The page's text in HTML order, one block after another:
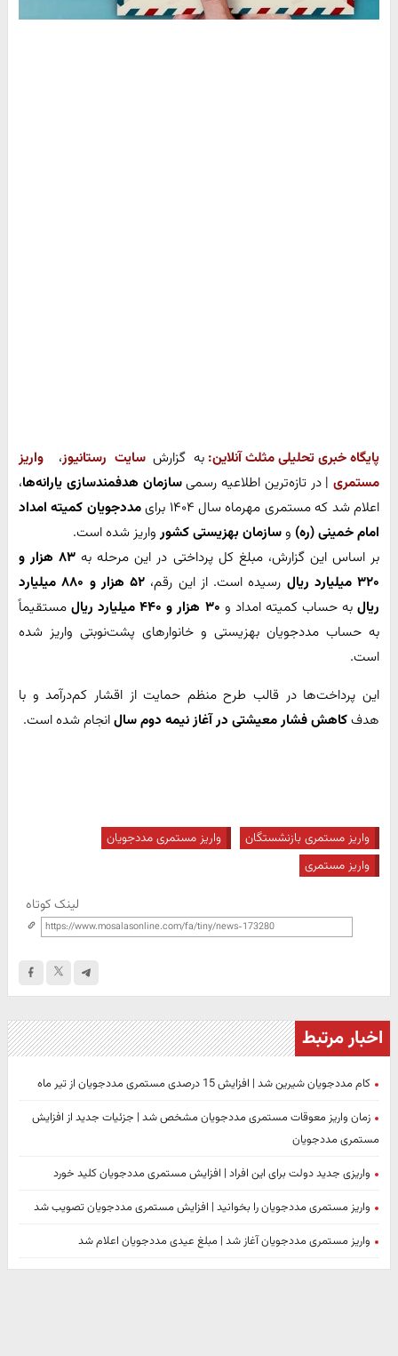
پایگاه خبری تحلیلی مثلث آنلاین: به گزارشسایت رستانیوز،
واریز
مستمری | در تازه‌ترین اطلاعیه رسمیسازمان هدفمندسازی یارانه‌ها،
اعلام شد که مستمری مهرماه سال ۱۴۰۴ برای
مددجویان کمیته امداد
امام خمینی (ره) وسازمان بهزیستی کشورواریز شده است.
بر اساس این گزارش، مبلغ کل پرداختی در این مرحله به
۸۳ هزار و
۳۲۰ میلیارد ریال
رسیده است. از این رقم،
۵۲ هزار و ۸۸۰ میلیارد
ریالبه حساب کمیته امداد و ۳۰ هزار و ۴۴۰ میلیارد ریال
مستقیماً
به حساب مددجویان بهزیستی و خانوارهای پشت‌نوبتی واریز شده
است.
این پرداخت‌ها در قالب طرح منظم حمایت از اقشار کم‌درآمد و با
هدفکاهش فشار معیشتی در آغاز نیمه دوم سالانجام شده است.
واریز مستمری بازنشستگان
واریز مستمری مددجویان
واریز مستمری
لینک کوتاه
اخبار مرتبط
کام مددجویان شیرین شد | افزایش 15 درصدی مستمری مددجویان از تیر ماه
زمان واریز معوقات مستمری مددجویان مشخص شد | جزئیات جدید از افزایش
مستمری مددجویان
واریزی جدید دولت برای این افراد | افزایش مستمری مددجویان کلید خورد
واریز مستمری مددجویان را بخوانید | افزایش مستمری مددجویان تصویب شد
واریز مستمری مددجویان آغاز شد | مبلغ عیدی مددجویان اعلام شد